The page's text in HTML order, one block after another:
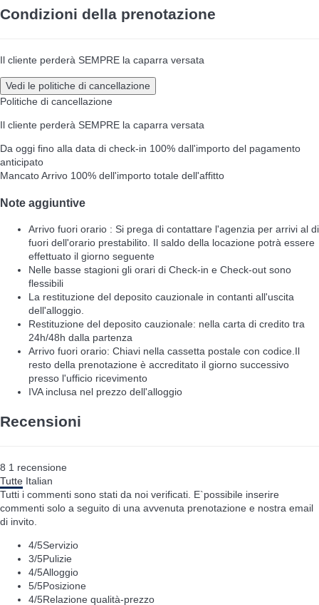
Condizioni della prenotazione
Il cliente perderà SEMPRE la caparra versata
Vedi le politiche di cancellazione
Politiche di cancellazione
Il cliente perderà SEMPRE la caparra versata
Da oggi fino alla data di check-in 100% dall'importo del pagamento
anticipato
Mancato Arrivo 100% dell'importo totale dell'affitto
Note aggiuntive
Arrivo fuori orario : Si prega di contattare l'agenzia per arrivi al di
fuori dell'orario prestabilito. Il saldo della locazione potrà essere
effettuato il giorno seguente
Nelle basse stagioni gli orari di Check-in e Check-out sono
flessibili
La restituzione del deposito cauzionale in contanti all'uscita
dell'alloggio.
Restituzione del deposito cauzionale: nella carta di credito tra
24h/48h dalla partenza
Arrivo fuori orario: Chiavi nella cassetta postale con codice.Il
resto della prenotazione è accreditato il giorno successivo
presso l'ufficio ricevimento
IVA inclusa nel prezzo dell'alloggio
Recensioni
8 1 recensione
Tutte Italian
Tutti i commenti sono stati da noi verificati. E`possibile inserire
commenti solo a seguito di una avvenuta prenotazione e nostra email
di invito.
4/5Servizio
3/5Pulizie
4/5Alloggio
5/5Posizione
4/5Relazione qualità-prezzo